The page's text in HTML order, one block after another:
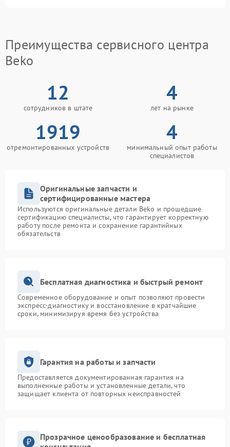
Преимущества сервисного центра
Beko
12
сотрудников в штате
4
лет на рынке
1919
отремонтированных устройств
4
минимальный опыт работы
специалистов
Оригинальные запчасти и
сертифицированные мастера
Используются оригинальные детали Beko и прошедшие
сертификацию специалисты, что гарантирует корректную
работу после ремонта и сохранение гарантийных
обязательств
Бесплатная диагностика и быстрый ремонт
Современное оборудование и опыт позволяют провести
экспресс-диагностику и восстановление в кратчайшие
сроки, минимизируя время без устройства
Гарантия на работы и запчасти
Предоставляется документированная гарантия на
выполненные работы и установленные детали, что
защищает клиента от повторных неисправностей
Прозрачное ценообразование и бесплатная